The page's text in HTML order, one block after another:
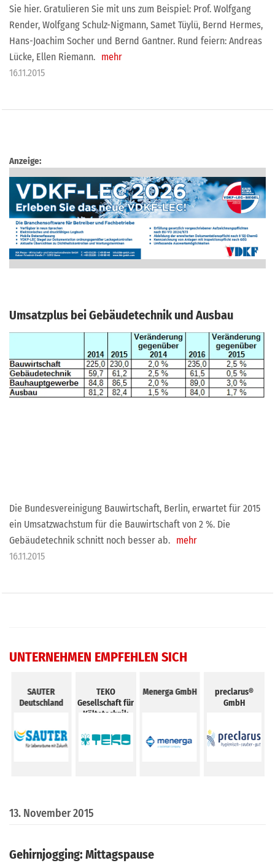
Sie hier. Gratulieren Sie mit uns zum Beispiel: Prof. Wolfgang
Render, Wolfgang Schulz-Nigmann, Samet Tüylü, Bernd Hermes,
Hans-Joachim Socher und Bernd Gantner. Rund feiern: Andreas
Lücke, Ellen Riemann. mehr
16.11.2015
Anzeige:
Umsatzplus bei Gebäudetechnik und Ausbau
Die Bundesvereinigung Bauwirtschaft, Berlin, erwartet für 2015
ein Umsatzwachstum für die Bauwirtschaft von 2 %. Die
Gebäudetechnik schnitt noch besser ab. mehr
16.11.2015
UNTERNEHMEN EMPFEHLEN SICH
TEKO
Gesellschaft für
GmbH
Menerga GmbH
preclarus®
Wolf GmbH
13. November 2015
Gehirnjogging: Mittagspause